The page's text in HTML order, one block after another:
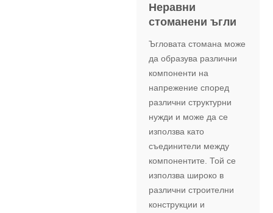
Неравни
стоманени ъгли
Ъгловата стомана може
да образува различни
компоненти на
напрежение според
различни структурни
нужди и може да се
използва като
съединители между
компонентите. Той се
използва широко в
различни строителни
конструкции и